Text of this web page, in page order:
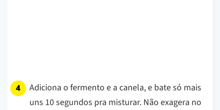
Adiciona o fermento e a canela, e bate só mais
uns 10 segundos pra misturar. Não exagera no